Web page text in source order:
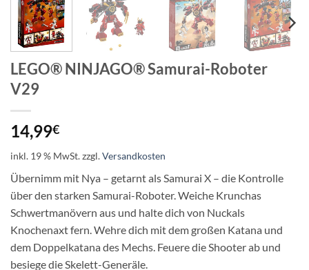
LEGO® NINJAGO® Samurai-Roboter
V29
14,99€
inkl. 19 % MwSt.zzgl.Versandkosten
Übernimm mit Nya – getarnt als Samurai X – die Kontrolle
über den starken Samurai-Roboter. Weiche Krunchas
Schwertmanövern aus und halte dich von Nuckals
Knochenaxt fern. Wehre dich mit dem großen Katana und
dem Doppelkatana des Mechs. Feuere die Shooter ab und
besiege die Skelett-Generäle.